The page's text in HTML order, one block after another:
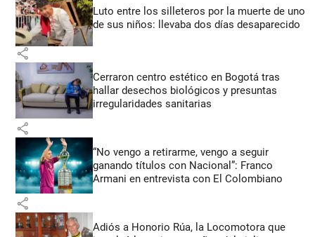
Luto entre los silleteros por la muerte de uno
de sus niños: llevaba dos días desaparecido
share
Cerraron centro estético en Bogotá tras
hallar desechos biológicos y presuntas
irregularidades sanitarias
share
“No vengo a retirarme, vengo a seguir
ganando títulos con Nacional”: Franco
Armani en entrevista con El Colombiano
share
Adiós a Honorio Rúa, la Locomotora que